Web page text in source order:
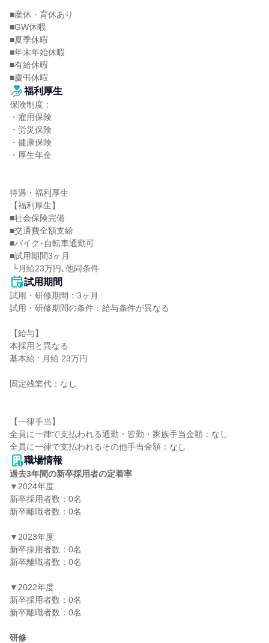
■産休・育休あり
■GW休暇
■夏季休暇
■年末年始休暇
■有給休暇
■慶弔休暇
福利厚生
保険制度：
・雇用保険
・労災保険
・健康保険
・厚生年金
待遇・福利厚生
【福利厚生】
■社会保険完備
■交通費全額支給
■バイク･自転車通勤可
■試用期間3ヶ月
└月給23万円､他同条件
試用期間
試用・研修期間：3ヶ月
試用・研修期間の条件：給与条件が異なる
【給与】
本採用と異なる
基本給 : 月給 23万円
固定残業代：なし
【一律手当】
全員に一律で支払われる通勤・皆勤・家族手当金額：なし
職場情報
過去3年間の新卒採用者の定着率
▼2024年度
新卒採用者数：0名
新卒離職者数：0名
▼2023年度
新卒採用者数：0名
新卒離職者数：0名
▼2022年度
新卒採用者数：0名
新卒離職者数：0名
研修